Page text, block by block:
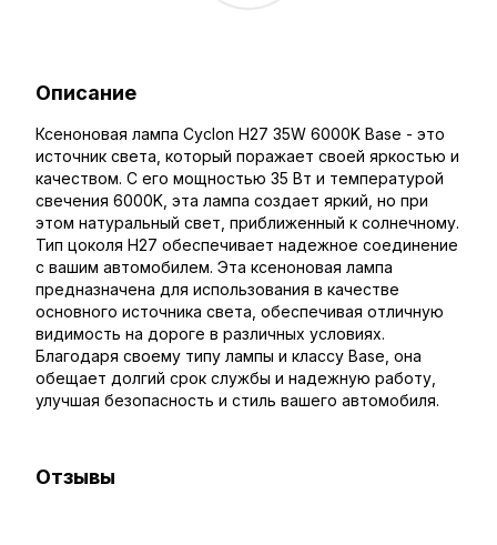
Описание
Ксеноновая лампа Cyclon H27 35W 6000K Base - это
источник света, который поражает своей яркостью и
качеством. С его мощностью 35 Вт и температурой
свечения 6000K, эта лампа создает яркий, но при
этом натуральный свет, приближенный к солнечному.
Тип цоколя H27 обеспечивает надежное соединение
с вашим автомобилем. Эта ксеноновая лампа
предназначена для использования в качестве
основного источника света, обеспечивая отличную
видимость на дороге в различных условиях.
Благодаря своему типу лампы и классу Base, она
обещает долгий срок службы и надежную работу,
улучшая безопасность и стиль вашего автомобиля.
Отзывы